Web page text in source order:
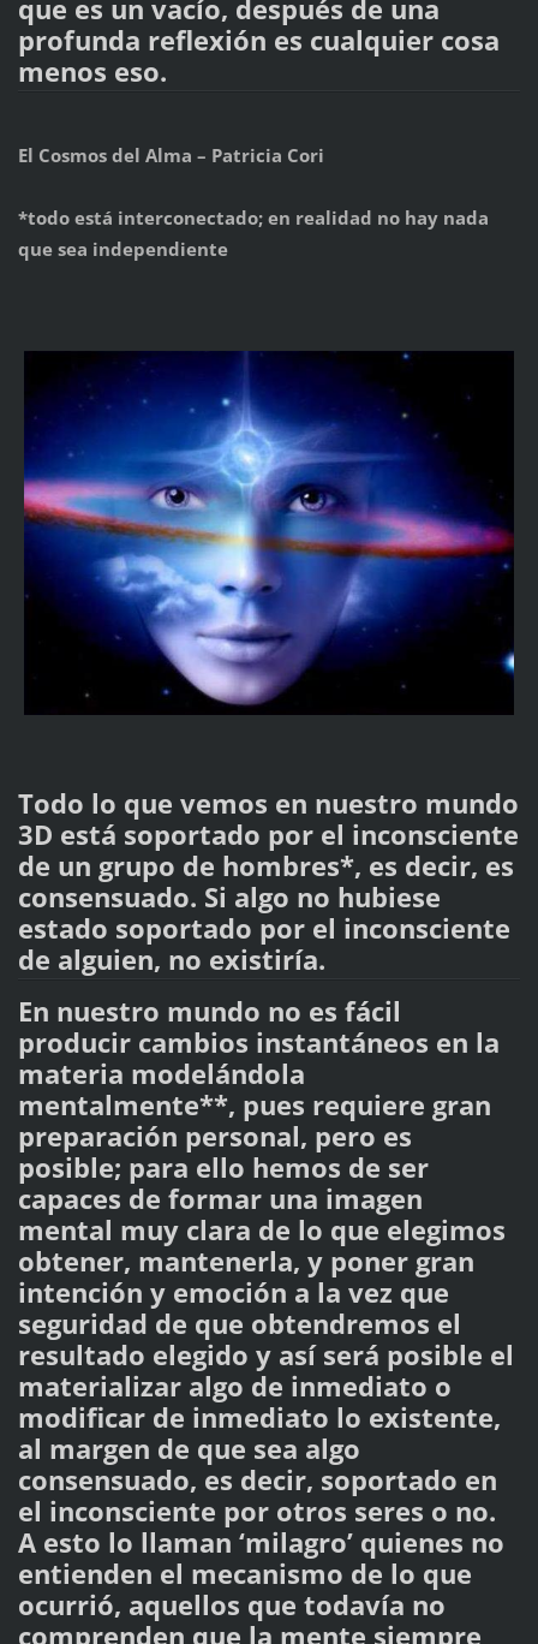
que es un vacío, después de una
profunda reflexión es cualquier cosa
menos eso.
El Cosmos del Alma – Patricia Cori
*todo está interconectado; en realidad no hay nada
que sea independiente
Todo lo que vemos en nuestro mundo
3D está soportado por el inconsciente
de un grupo de hombres*, es decir, es
consensuado. Si algo no hubiese
estado soportado por el inconsciente
de alguien, no existiría.
En nuestro mundo no es fácil
producir cambios instantáneos en la
materia modelándola
mentalmente**, pues requiere gran
preparación personal, pero es
posible; para ello hemos de ser
capaces de formar una imagen
mental muy clara de lo que elegimos
obtener, mantenerla, y poner gran
intención y emoción a la vez que
seguridad de que obtendremos el
resultado elegido y así será posible el
materializar algo de inmediato o
modificar de inmediato lo existente,
al margen de que sea algo
consensuado, es decir, soportado en
el inconsciente por otros seres o no.
A esto lo llaman ‘milagro’ quienes no
entienden el mecanismo de lo que
ocurrió, aquellos que todavía no
comprenden que la mente siempre